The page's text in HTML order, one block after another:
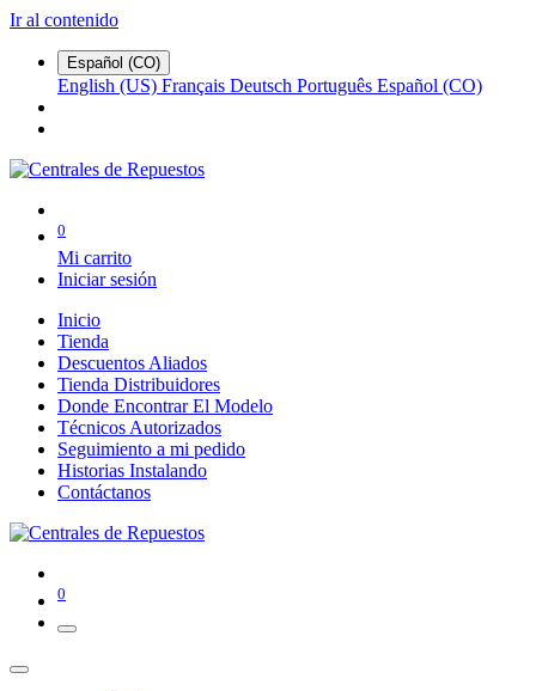
Ir al contenido
Español (CO)
English (US) Français Deutsch Português Español (CO)
0
Mi carrito
Iniciar sesión
Inicio
Tienda
Descuentos Aliados
Tienda Distribuidores
Donde Encontrar El Modelo
Técnicos Autorizados
Seguimiento a mi pedido
Historias Instalando
Contáctanos
0